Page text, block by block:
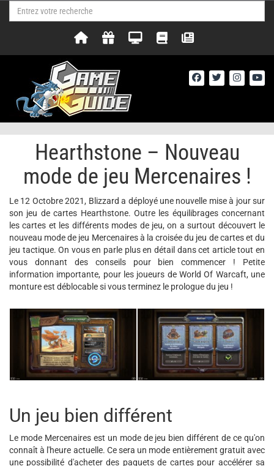
Hearthstone – Nouveau
mode de jeu Mercenaires !
Le 12 Octobre 2021, Blizzard a déployé une nouvelle mise à jour sur
son jeu de cartes Hearthstone. Outre les équilibrages concernant
les cartes et les différents modes de jeu, on a surtout découvert le
nouveau mode de jeu Mercenaires à la croisée du jeu de cartes et du
jeu tactique. On vous en parle plus en détail dans cet article tout en
vous donnant des conseils pour bien commencer ! Petite
information importante, pour les joueurs de World Of Warcaft, une
monture est déblocable si vous terminez le prologue du jeu !
Un jeu bien différent
Le mode Mercenaires est un mode de jeu bien différent de ce qu'on
connaît à l'heure actuelle. Ce sera un mode entièrement gratuit avec
une possibilité d'acheter des paquets de cartes pour accélérer sa